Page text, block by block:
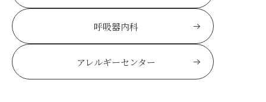
呼吸器内科
アレルギーセンター